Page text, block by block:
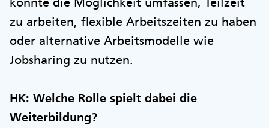
zu arbeiten, flexible Arbeitszeiten zu haben
oder alternative Arbeitsmodelle wie
Jobsharing zu nutzen.
HK: Welche Rolle spielt dabei die
Weiterbildung?